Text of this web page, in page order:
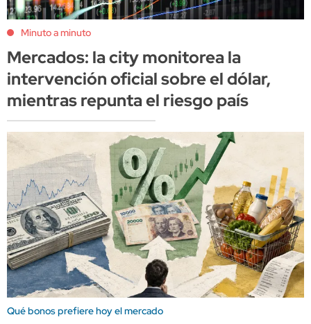
Minuto a minuto
Mercados: la city monitorea la
intervención oficial sobre el dólar,
mientras repunta el riesgo país
Qué bonos prefiere hoy el mercado